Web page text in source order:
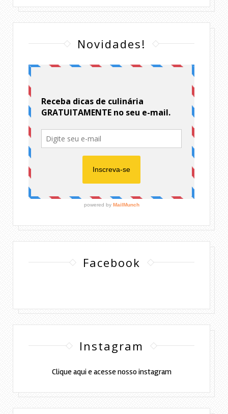
Novidades!
Facebook
Instagram
Clique aqui e acesse nosso instagram